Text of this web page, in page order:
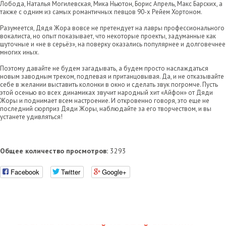
Лобода, Наталья Могилевская, Мика Ньютон, Борис Апрель, Макс Барских, а
также с одним из самых романтичных певцов 90-х Рейем Хортоном.
Разумеется, Дядя Жора вовсе не претендует на лавры профессионального
вокалиста, но опыт показывает, что некоторые проекты, задуманные как
шуточные и «не в серьёз», на поверку оказались популярнее и долговечнее
многих иных.
Поэтому давайте не будем загадывать, а будем просто наслаждаться
новым заводным треком, подпевая и пританцовывая. Да, и не отказывайте
себе в желании выставить колонки в окно и сделать звук погромче. Пусть
этой осенью во всех динамиках звучит народный хит «Айфон» от Дяди
Жоры и поднимает всем настроение. И откровенно говоря, это еще не
последний сюрприз Дяди Жоры, наблюдайте за его творчеством, и вы
устанете удивляться!
Общее количество просмотров: 3293
Facebook Twitter Google+